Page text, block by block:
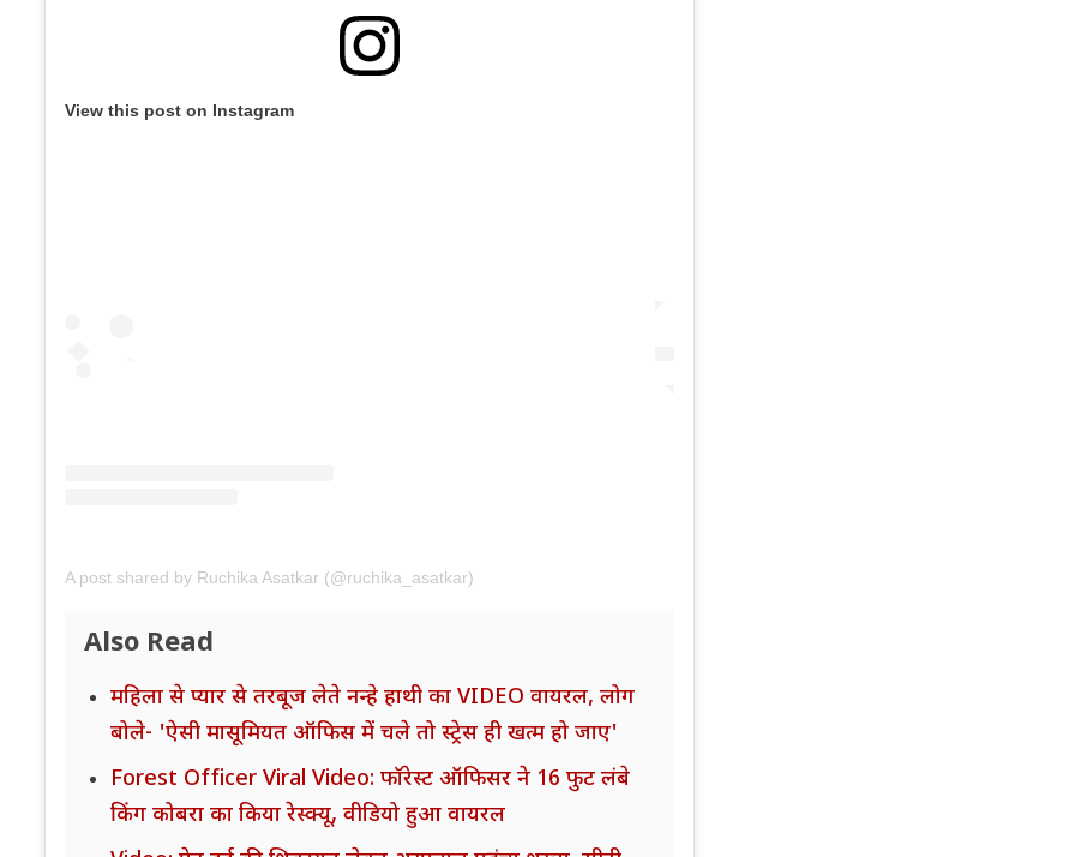
View this post on Instagram
A post shared by Ruchika Asatkar (@ruchika_asatkar)
Also Read
महिला से प्यार से तरबूज लेते नन्हे हाथी का VIDEO वायरल, लोग
बोले- 'ऐसी मासूमियत ऑफिस में चले तो स्ट्रेस ही खत्म हो जाए'
Forest Officer Viral Video: फॉरेस्ट ऑफिसर ने 16 फुट लंबे
किंग कोबरा का किया रेस्क्यू, वीडियो हुआ वायरल